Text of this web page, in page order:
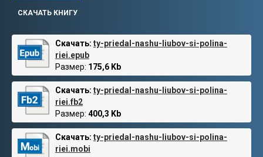
СКАЧАТЬ КНИГУ
Скачать: ty-priedal-nashu-liubov-si-polina-
riei.epub
Размер: 175,6 Kb
Скачать: ty-priedal-nashu-liubov-si-polina-
riei.fb2
Размер: 400,3 Kb
Скачать: ty-priedal-nashu-liubov-si-polina-
riei.mobi